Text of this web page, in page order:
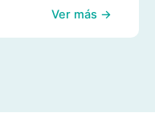
Ver más →